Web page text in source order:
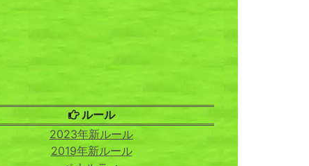
ルール
2023年新ルール
2019年新ルール